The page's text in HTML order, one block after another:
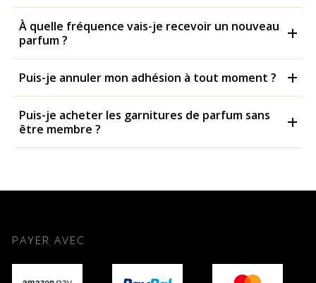
À quelle fréquence vais-je recevoir un nouveau
parfum ?
Puis-je annuler mon adhésion à tout moment ?
Puis-je acheter les garnitures de parfum sans
être membre ?
PAYER AVEC